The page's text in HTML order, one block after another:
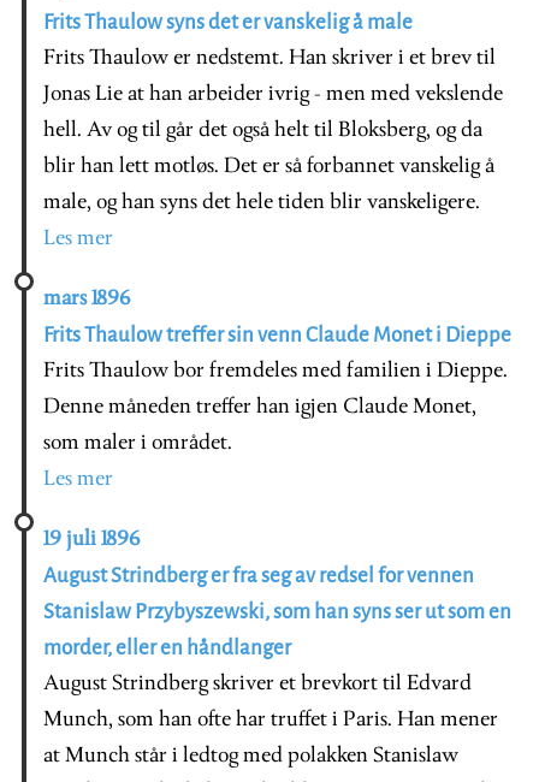
Frits Thaulow syns det er vanskelig å male
Frits Thaulow er nedstemt. Han skriver i et brev til
Jonas Lie at han arbeider ivrig - men med vekslende
hell. Av og til går det også helt til Bloksberg, og da
blir han lett motløs. Det er så forbannet vanskelig å
male, og han syns det hele tiden blir vanskeligere.
Les mer
mars 1896
Frits Thaulow treffer sin venn Claude Monet i Dieppe
Frits Thaulow bor fremdeles med familien i Dieppe.
Denne måneden treffer han igjen Claude Monet,
som maler i området.
Les mer
19 juli 1896
August Strindberg er fra seg av redsel for vennen
Stanislaw Przybyszewski, som han syns ser ut som en
morder, eller en håndlanger
August Strindberg skriver et brevkort til Edvard
Munch, som han ofte har truffet i Paris. Han mener
at Munch står i ledtog med polakken Stanislaw